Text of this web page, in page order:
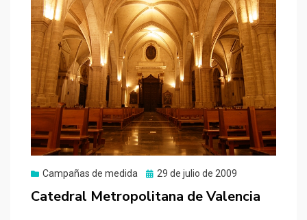
Campañas de medida
Publicado
29 de julio de 2009
Catedral Metropolitana de Valencia